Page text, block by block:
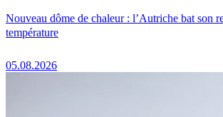
Nouveau dôme de chaleur : l’Autriche bat son
température
05.08.2026